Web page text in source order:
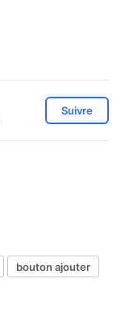
Suivre
bouton ajouter